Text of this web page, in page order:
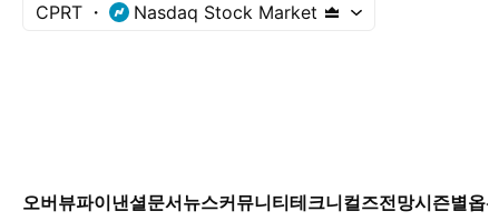
CPRT Nasdaq Stock Market
오버뷰파이낸셜문서뉴스커뮤니티테크니컬즈전망시즌별옵